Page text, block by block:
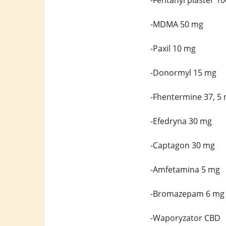
-MDMA 50 mg
-Paxil 10 mg
-Donormyl 15 mg
-Fhentermine 37, 5
-Efedryna 30 mg
-Captagon 30 mg
-Amfetamina 5 mg
-Bromazepam 6 mg
-Waporyzator CBD